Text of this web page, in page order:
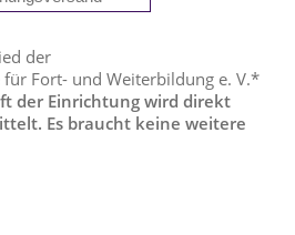
der
Fort- und Weiterbildung e. V.*
der Einrichtung wird direkt
Es braucht keine weitere